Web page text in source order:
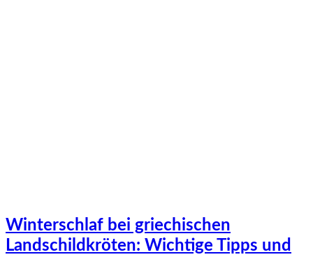
Winterschlaf bei griechischen
Landschildkröten: Wichtige Tipps und